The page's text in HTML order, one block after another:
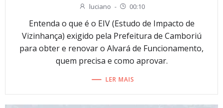
luciano - 00:10
Entenda o que é o EIV (Estudo de Impacto de
Vizinhança) exigido pela Prefeitura de Camboriú
para obter e renovar o Alvará de Funcionamento,
quem precisa e como aprovar.
LER MAIS